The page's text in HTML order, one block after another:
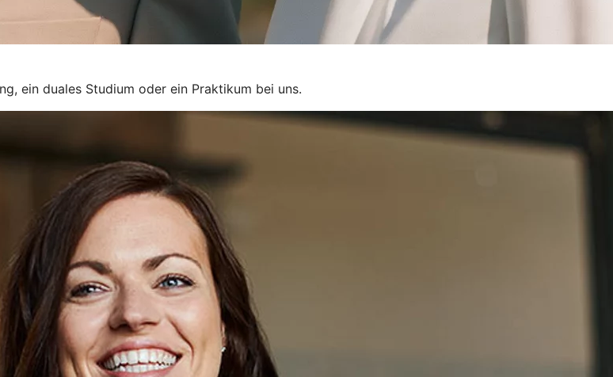
ein duales Studium oder ein Praktikum bei uns.